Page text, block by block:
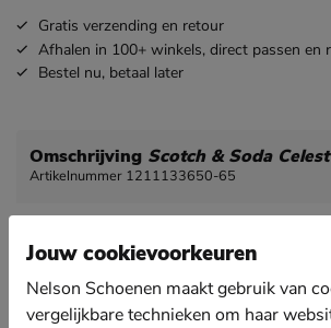
Gratis verzending en retour
Afhalen in 100+ winkels, direct passen en
Bestel nu, betaal later
Omschrijving Scotch & Soda Celest
Artikelnummer 1211133650-65
De chunky dad sneaker is nog
dus zorg ervoor dat je met deze
sneaker helemaal on-trend bent.
Jouw cookievoorkeuren
Nelson Schoenen maakt gebruik van
vergelijkbare technieken om haar